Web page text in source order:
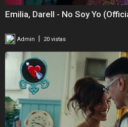
Emilia, Darell - No Soy Yo
Admin 20 vistas